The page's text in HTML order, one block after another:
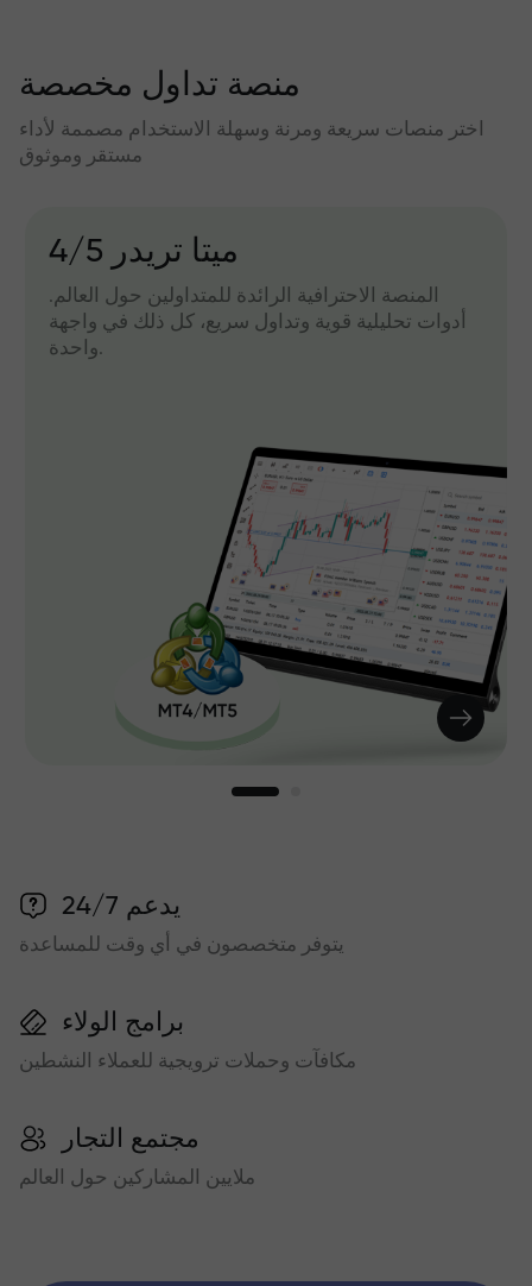
منصة تداول مخصصة
اختر منصات سريعة ومرنة وسهلة الاستخدام مصممة لأداء
مستقر وموثوق
میتا تریدر 4/5
المنصة الاحترافية الرائدة للمتداولين حول العالم.
أدوات تحليلية قوية وتداول سريع، كل ذلك في واجهة
واحدة.
يدعم 24/7
يتوفر متخصصون في أي وقت للمساعدة
برامج الولاء
مكافآت وحملات ترويجية للعملاء النشطين
مجتمع التجار
ملايين المشاركين حول العالم